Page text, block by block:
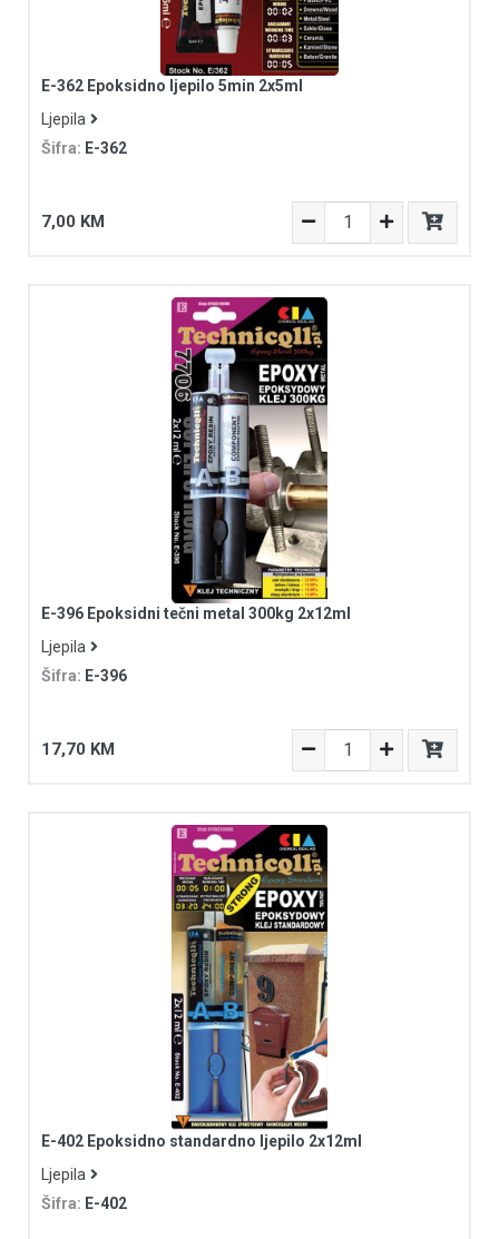
E-362 Epoksidno ljepilo 5min 2x5ml
Ljepila
Šifra: E-362
7,00 KM
E-396 Epoksidni tečni metal 300kg 2x12ml
Ljepila
Šifra: E-396
17,70 KM
E-402 Epoksidno standardno ljepilo 2x12ml
Ljepila
Šifra: E-402